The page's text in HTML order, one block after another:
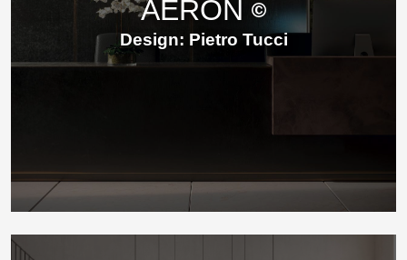
AERON
Design: Pietro Tucci